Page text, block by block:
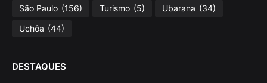
São Paulo (156) Turismo (5) Ubarana (34)
Uchôa (44)
DESTAQUES